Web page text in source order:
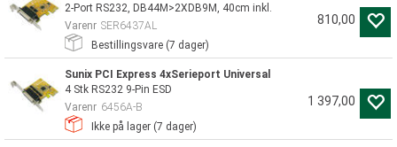
2-Port RS232, DB44M>2XDB9M, 40cm inkl.
Varenr SER6437AL
Bestillingsvare (7 dager)
810,00
Sunix PCI Express 4xSerieport Universal
4 Stk RS232 9-Pin ESD
Varenr 6456A-B
Ikke på lager (7 dager)
1 397,00